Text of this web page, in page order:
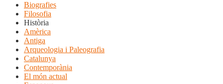
Biografies
Filosofia
Història
Amèrica
Antiga
Arqueologia i Paleografia
Catalunya
Contemporània
El món actual